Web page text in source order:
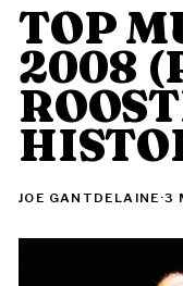
TOP
2008
JOE GANTDELAINE ·3